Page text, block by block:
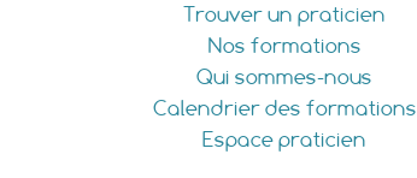
Trouver un praticien
Nos formations
Qui sommes-nous
Calendrier des formations
Espace praticien